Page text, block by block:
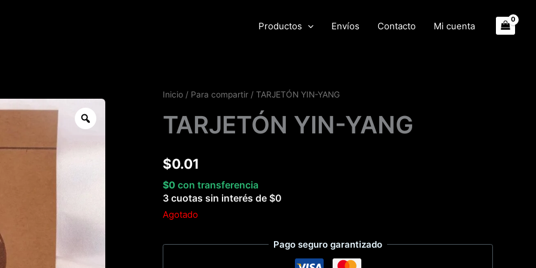
Productos Envíos Contacto Mi cuenta
Zoom
Inicio / Para compartir / TARJETÓN YIN-YANG
TARJETÓN YIN-YANG
$0.01
$0 con transferencia
3 cuotas sin interés de $0
Agotado
Pago seguro garantizado